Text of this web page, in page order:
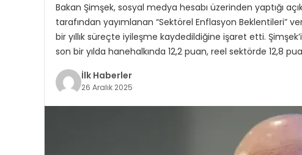
Bakan Şimşek, sosyal medya hesabı üzerinden yaptığı
tarafından yayımlanan “Sektörel Enflasyon Beklentileri”
bir yıllık süreçte iyileşme kaydedildiğine işaret etti.
son bir yılda hanehalkında 12,2 puan, reel sektörde 12,8
İlk Haberler
26 Aralık 2025